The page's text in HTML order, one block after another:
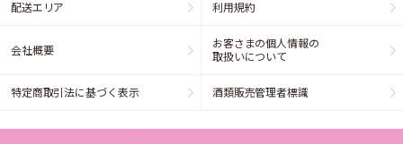
配送エリア 利用規約
会社概要
お客さまの個人情報の
取扱いについて
特定商取引法に基づく表示 酒類販売管理者標識